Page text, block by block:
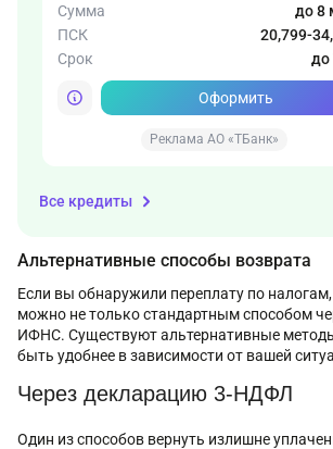
Сумма
до 8
ПСК
20,799-
Срок
до
Оформить
Реклама АО «ТБанк»
Все кредиты
Альтернативные способы возврата
Если вы обнаружили переплату по налогам,
можно не только стандартным способом
ИФНС. Существуют альтернативные
быть удобнее в зависимости от вашей
Через декларацию 3-НДФЛ
Один из способов вернуть излишне